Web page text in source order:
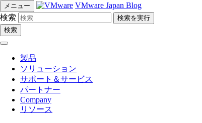
メニュー
VMware Japan Blog
検索
検索
製品
ソリューション
サポート＆サービス
パートナー
Company
リソース